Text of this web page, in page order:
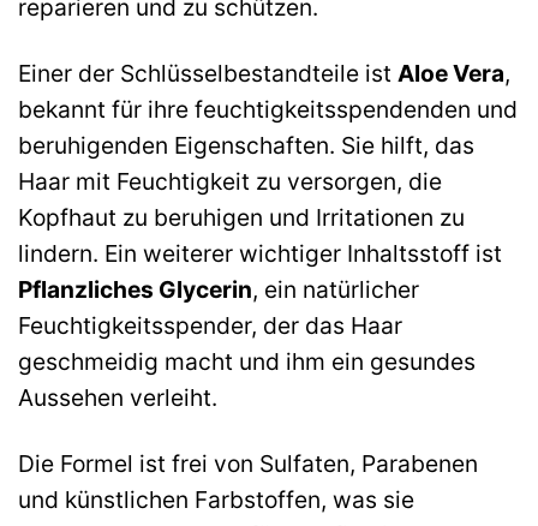
reparieren und zu schützen.
Einer der Schlüsselbestandteile ist Aloe Vera,
bekannt für ihre feuchtigkeitsspendenden und
beruhigenden Eigenschaften. Sie hilft, das
Haar mit Feuchtigkeit zu versorgen, die
Kopfhaut zu beruhigen und Irritationen zu
lindern. Ein weiterer wichtiger Inhaltsstoff ist
Pflanzliches Glycerin, ein natürlicher
Feuchtigkeitsspender, der das Haar
geschmeidig macht und ihm ein gesundes
Aussehen verleiht.
Die Formel ist frei von Sulfaten, Parabenen
und künstlichen Farbstoffen, was sie